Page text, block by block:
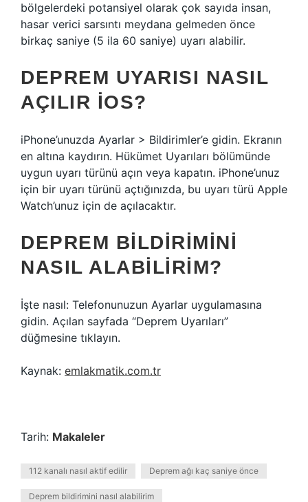
bölgelerdeki potansiyel olarak çok sayıda insan,
hasar verici sarsıntı meydana gelmeden önce
birkaç saniye (5 ila 60 saniye) uyarı alabilir.
DEPREM UYARISI NASIL
AÇILIR IOS?
iPhone’unuzda Ayarlar > Bildirimler’e gidin. Ekranın
en altına kaydırın. Hükümet Uyarıları bölümünde
uygun uyarı türünü açın veya kapatın. iPhone’unuz
için bir uyarı türünü açtığınızda, bu uyarı türü Apple
Watch’unuz için de açılacaktır.
DEPREM BILDIRIMINI
NASIL ALABILIRIM?
İşte nasıl: Telefonunuzun Ayarlar uygulamasına
gidin. Açılan sayfada “Deprem Uyarıları”
düğmesine tıklayın.
Kaynak: emlakmatik.com.tr
Tarih: Makaleler
112 kanalı nasıl aktif edilir Deprem ağı kaç saniye önce
Deprem bildirimini nasıl alabilirim